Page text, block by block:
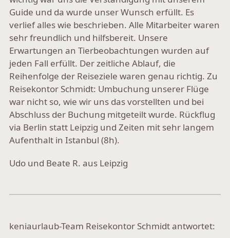
Guide und da wurde unser Wunsch erfüllt. Es
verlief alles wie beschrieben. Alle Mitarbeiter waren
sehr freundlich und hilfsbereit. Unsere
Erwartungen an Tierbeobachtungen wurden auf
jeden Fall erfüllt. Der zeitliche Ablauf, die
Reihenfolge der Reiseziele waren genau richtig. Zu
Reisekontor Schmidt: Umbuchung unserer Flüge
war nicht so, wie wir uns das vorstellten und bei
Abschluss der Buchung mitgeteilt wurde. Rückflug
via Berlin statt Leipzig und Zeiten mit sehr langem
Aufenthalt in Istanbul (8h).
Udo und Beate R. aus Leipzig
keniaurlaub-Team Reisekontor Schmidt antwortet: